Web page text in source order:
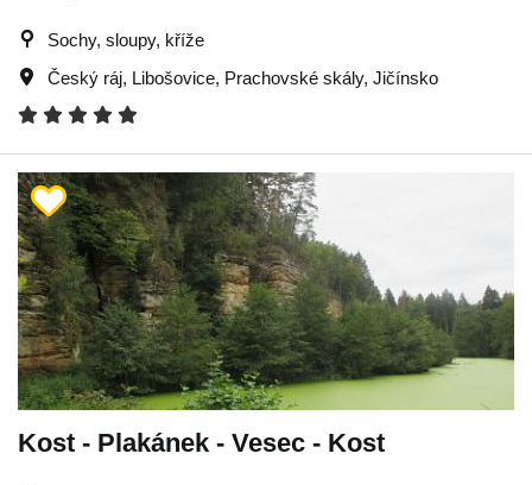
Sochy, sloupy, kříže
Český ráj, Libošovice, Prachovské skály, Jičínsko
Kost - Plakánek - Vesec - Kost